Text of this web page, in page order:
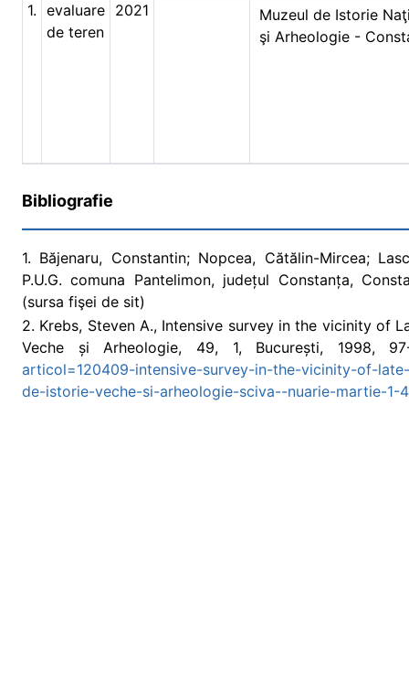
1. evaluare
de teren
2021
Muzeul de Istorie
şi Arheologie -
Bibliografie
1. Băjenaru, Constantin; Nopcea, Cătălin-Mircea;
P.U.G. comuna Pantelimon, județul Constanța,
(sursa fişei de sit)
2. Krebs, Steven A., Intensive survey in the vicinity of
Veche și Arheologie, 49, 1, București, 1998,
articol=120409-intensive-survey-in-the-vicinity-of-
de-istorie-veche-si-arheologie-sciva--nuarie-martie-1-